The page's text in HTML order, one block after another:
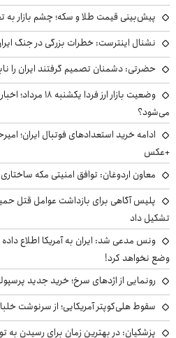
پیش‌بینی قیمت طلا و سکه؛ چشم بازار به
نشنال اینترست: خطرات بزرگی در جنگ
حضرتی: دشمنان تصمیم گرفتند ایران را
وضعیت بازار ارز
می‌شود؟
ادامه خرید استعدادهای فوتبال ایران؛
+عکس
معاون اردوغان: توافق امنیتی مکه
پلیس آگاهی برای بازداشت عوامل قتل
تشکیل داد
ونس مدعی شد: ایران به آمریکا اطلاع
وضع نخواهد کرد!
رونمایی از اژدهای سرخ؛ خرید جدید
سقوط هلی‌کوپتر آمریکایی؛ از سرنوشت
پزشکیان‌: در بهترین زمان برای رسیدن به